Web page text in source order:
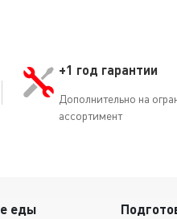
+1 год гарантии
Дополнительно на
ассортимент
еды